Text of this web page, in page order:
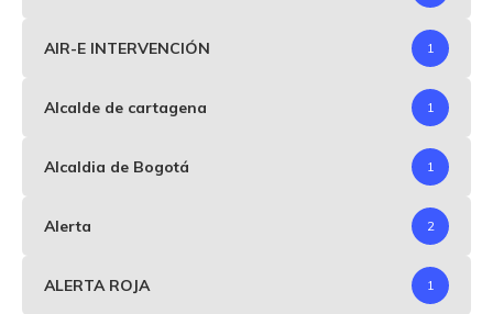
AIR-E INTERVENCIÓN 1
Alcalde de cartagena 1
Alcaldia de Bogotá 1
Alerta 2
ALERTA ROJA 1